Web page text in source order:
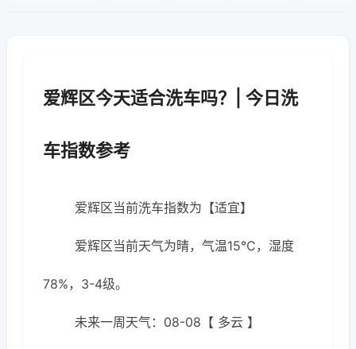
爱辉区今天适合洗车吗？| 今日洗
车指数参考
爱辉区当前洗车指数为【适宜】
爱辉区当前天气为晴，气温15℃，湿度
78%，3-4级。
未来一周天气：08-08【 多云 】